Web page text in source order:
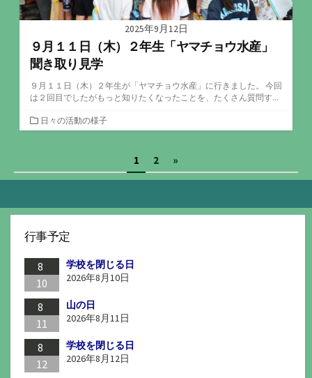
2025年9月12日
９月１１日（木）２年生「ヤマチョウ水産」
聞き取り見学
９月１１日（木）２年生が「ヤマチョウ水産」に行きました。 今回
は２回目でしたがもっと知りたくなったことを、たくさん質問す...
カ
テ
ー
日々の活動の様子
稿
ー
送
り
1 2 »
行事予定
8
10
学校を閉じる日
2026年8月10日
8
11
山の日
2026年8月11日
8
12
学校を閉じる日
2026年8月12日